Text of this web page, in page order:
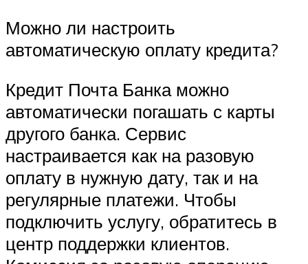
Можно ли настроить
автоматическую оплату кредита?
Кредит Почта Банка можно
автоматически погашать с карты
другого банка. Сервис
настраивается как на разовую
оплату в нужную дату, так и на
регулярные платежи. Чтобы
подключить услугу, обратитесь в
центр поддержки клиентов.